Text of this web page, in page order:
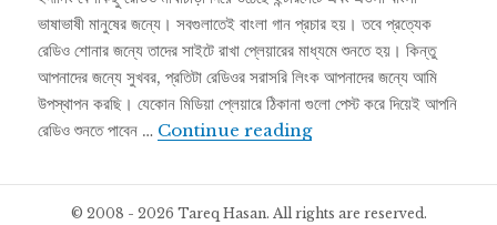
ভাষাভাষী মানুষের জন্যে। সবগুলাতেই বাংলা গান প্রচার হয়। তবে প্রত্যেক
রেডিও শোনার জন্যে তাদের সাইটে রাখা প্লেয়ারের মাধ্যমে শুনতে হয়। কিন্তু
আপনাদের জন্যে সুখবর, প্রতিটা রেডিওর সরাসরি লিংক আপনাদের জন্যে আমি
উপস্থাপন করছি। যেকোন মিডিয়া প্লেয়ারে ঠিকানা গুলো পেস্ট করে দিয়েই আপনি
রেডিও শুনতে পাবেন … Continue readingবাংলাদেশের ইন্টারনেট রেডিও শুনুন
© 2008 - 2026 Tareq Hasan. All rights are reserved.